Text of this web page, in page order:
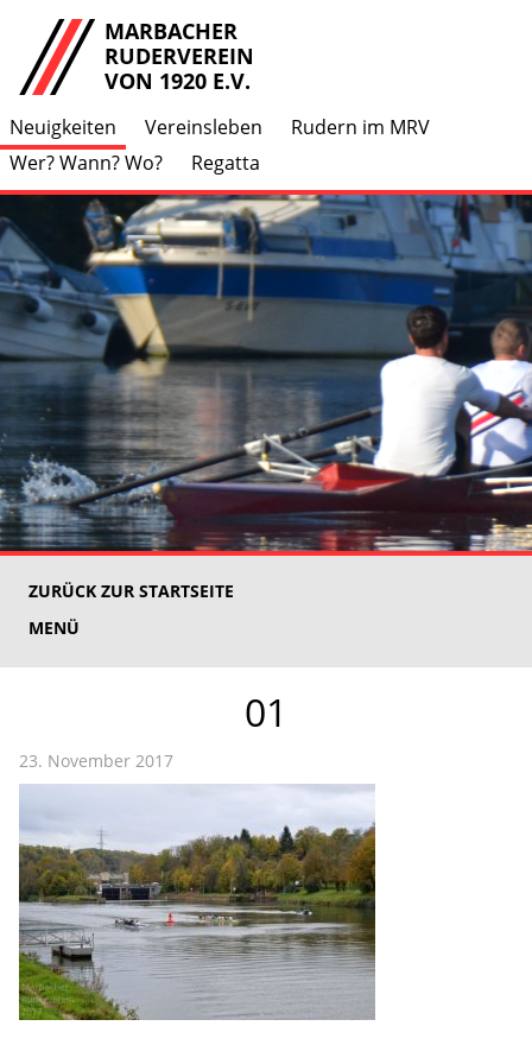
MARBACHER
RUDERVEREIN
VON 1920 E.V.
Neuigkeiten Vereinsleben
Rudern im MRV
Wer? Wann? Wo?
Regatta
ZURÜCK ZUR STARTSEITE
MENÜ
01
23. November 2017